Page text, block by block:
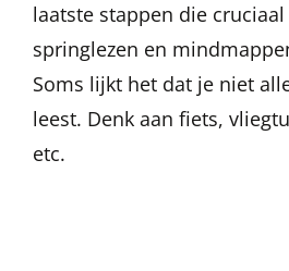
laatste stappen die
springlezen en
Soms lijkt het dat je niet
leest. Denk aan fiets,
etc.